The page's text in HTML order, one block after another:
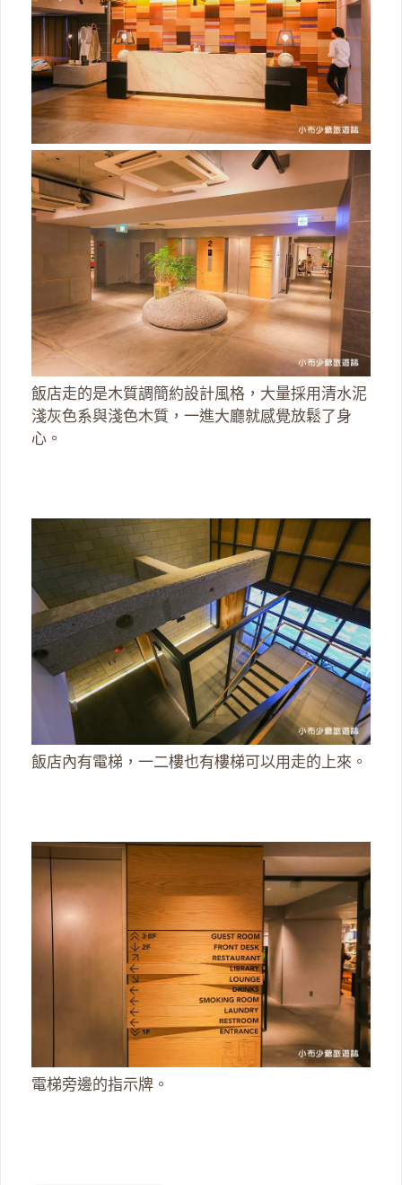
飯店走的是木質調簡約設計風格，大量採用清水泥
淺灰色系與淺色木質，一進大廳就感覺放鬆了身
心。
飯店內有電梯，一二樓也有樓梯可以用走的上來。
電梯旁邊的指示牌。